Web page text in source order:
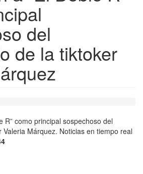
del
de la tiktoker